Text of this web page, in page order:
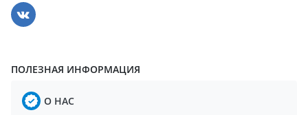
ПОЛЕЗНАЯ ИНФОРМАЦИЯ
О НАС